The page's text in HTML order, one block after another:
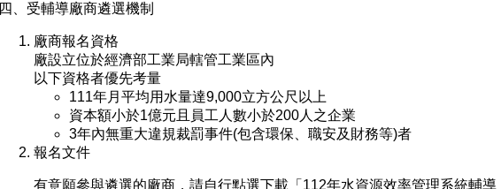
四、受輔導廠商遴選機制
廠商報名資格
廠設立位於經濟部工業局轄管工業區內
以下資格者優先考量
111年月平均用水量達9,000立方公尺以上
資本額小於1億元且員工人數小於200人之企業
3年內無重大違規裁罰事件(包含環保、職安及財務等)者
報名文件
有意願參與遴選的廠商，請自行點選下載「112年水資源效率管理系統輔導